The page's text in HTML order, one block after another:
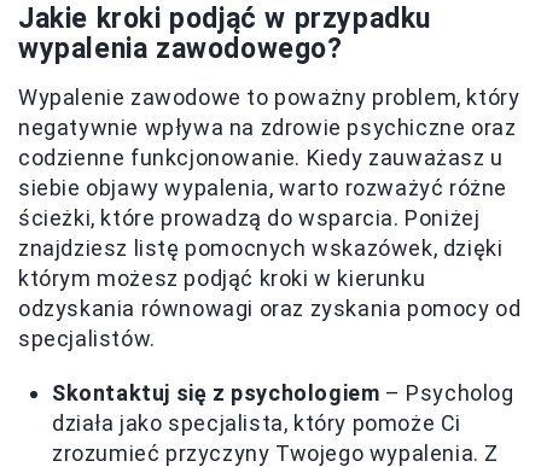
Jakie kroki podjąć w przypadku
wypalenia zawodowego?
Wypalenie zawodowe to poważny problem, który
negatywnie wpływa na zdrowie psychiczne oraz
codzienne funkcjonowanie. Kiedy zauważasz u
siebie objawy wypalenia, warto rozważyć różne
ścieżki, które prowadzą do wsparcia. Poniżej
znajdziesz listę pomocnych wskazówek, dzięki
którym możesz podjąć kroki w kierunku
odzyskania równowagi oraz zyskania pomocy od
specjalistów.
Skontaktuj się z psychologiem – Psycholog
działa jako specjalista, który pomoże Ci
zrozumieć przyczyny Twojego wypalenia. Z